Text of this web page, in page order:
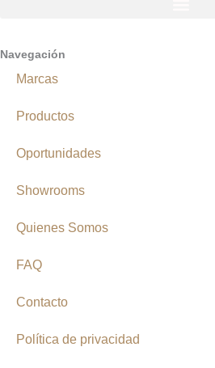
Navegación
Marcas
Productos
Oportunidades
Showrooms
Quienes Somos
FAQ
Contacto
Política de privacidad